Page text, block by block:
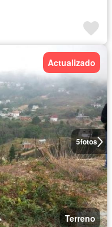
5fotos
Actualizado
Terreno